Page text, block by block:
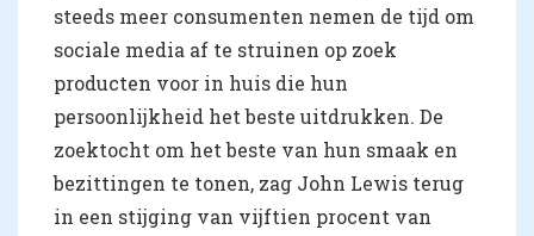
steeds meer consumenten nemen de tijd om
sociale media af te struinen op zoek
producten voor in huis die hun
persoonlijkheid het beste uitdrukken. De
zoektocht om het beste van hun smaak en
bezittingen te tonen, zag John Lewis terug
in een stijging van vijftien procent van